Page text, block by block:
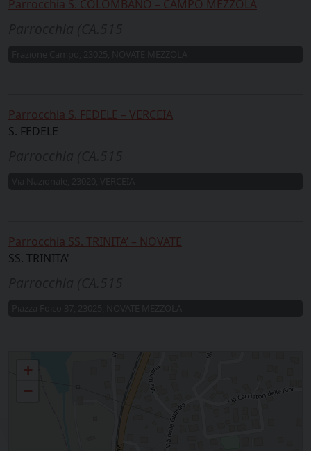
Parrocchia S. COLOMBANO – CAMPO MEZZOLA
Parrocchia S. FEDELE – VERCEIA
S. FEDELE
Parrocchia SS. TRINITA’ – NOVATE
SS. TRINITA'
Novate, Campo Mezzola, Verceia
+
−